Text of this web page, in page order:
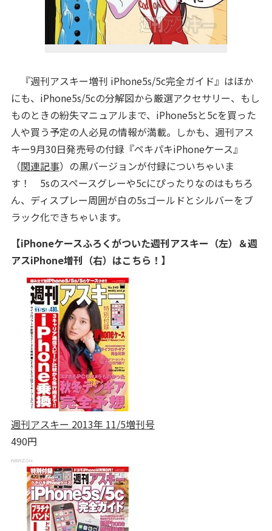
『週刊アスキー増刊 iPhone5s/5c完全ガイド』はほか
にも、iPhone5s/5cの分解図から厳選アクセサリー、もし
ものときの紛失マニュアルまで、 iPhone5sと5cを買った
人や買う予定の人必見の情報が満載。しかも、 週刊アス
キー9月30日発売号の付録『ペキパキiPhoneケース』
（関連記事）の黒バージョンが付録についちゃいま
す！ 5sのスペースグレーや5cにぴったりなのはもちろ
ん、ディスプレー周囲が白の5sゴールドとシルバーをブ
ラック化できちゃいます。
【iPhoneケースふろくがついた週刊アスキー（左）＆週
アスiPhone増刊（右）はこちら！】
週刊アスキー 2013年 11/5増刊号
490円